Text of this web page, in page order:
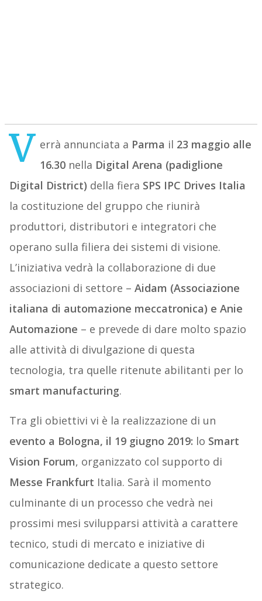
V errà annunciata a Parma il 23 maggio alle
16.30nella Digital Arena (padiglione
Digital District) della fiera SPS IPC Drives Italia
la costituzione del gruppo che riunirà
produttori, distributori e integratori che
operano sulla filiera dei sistemi di visione.
L’iniziativa vedrà la collaborazione di due
associazioni di settore – Aidam (Associazione
italiana di automazione meccatronica) e Anie
Automazione – e prevede di dare molto spazio
alle attività di divulgazione di questa
tecnologia, tra quelle ritenute abilitanti per lo
smart manufacturing.
Tra gli obiettivi vi è la realizzazione di un
evento a Bologna, il 19 giugno 2019: lo Smart
Vision Forum, organizzato col supporto di
Messe Frankfurt Italia. Sarà il momento
culminante di un processo che vedrà nei
prossimi mesi svilupparsi attività a carattere
tecnico, studi di mercato e iniziative di
comunicazione dedicate a questo settore
strategico.